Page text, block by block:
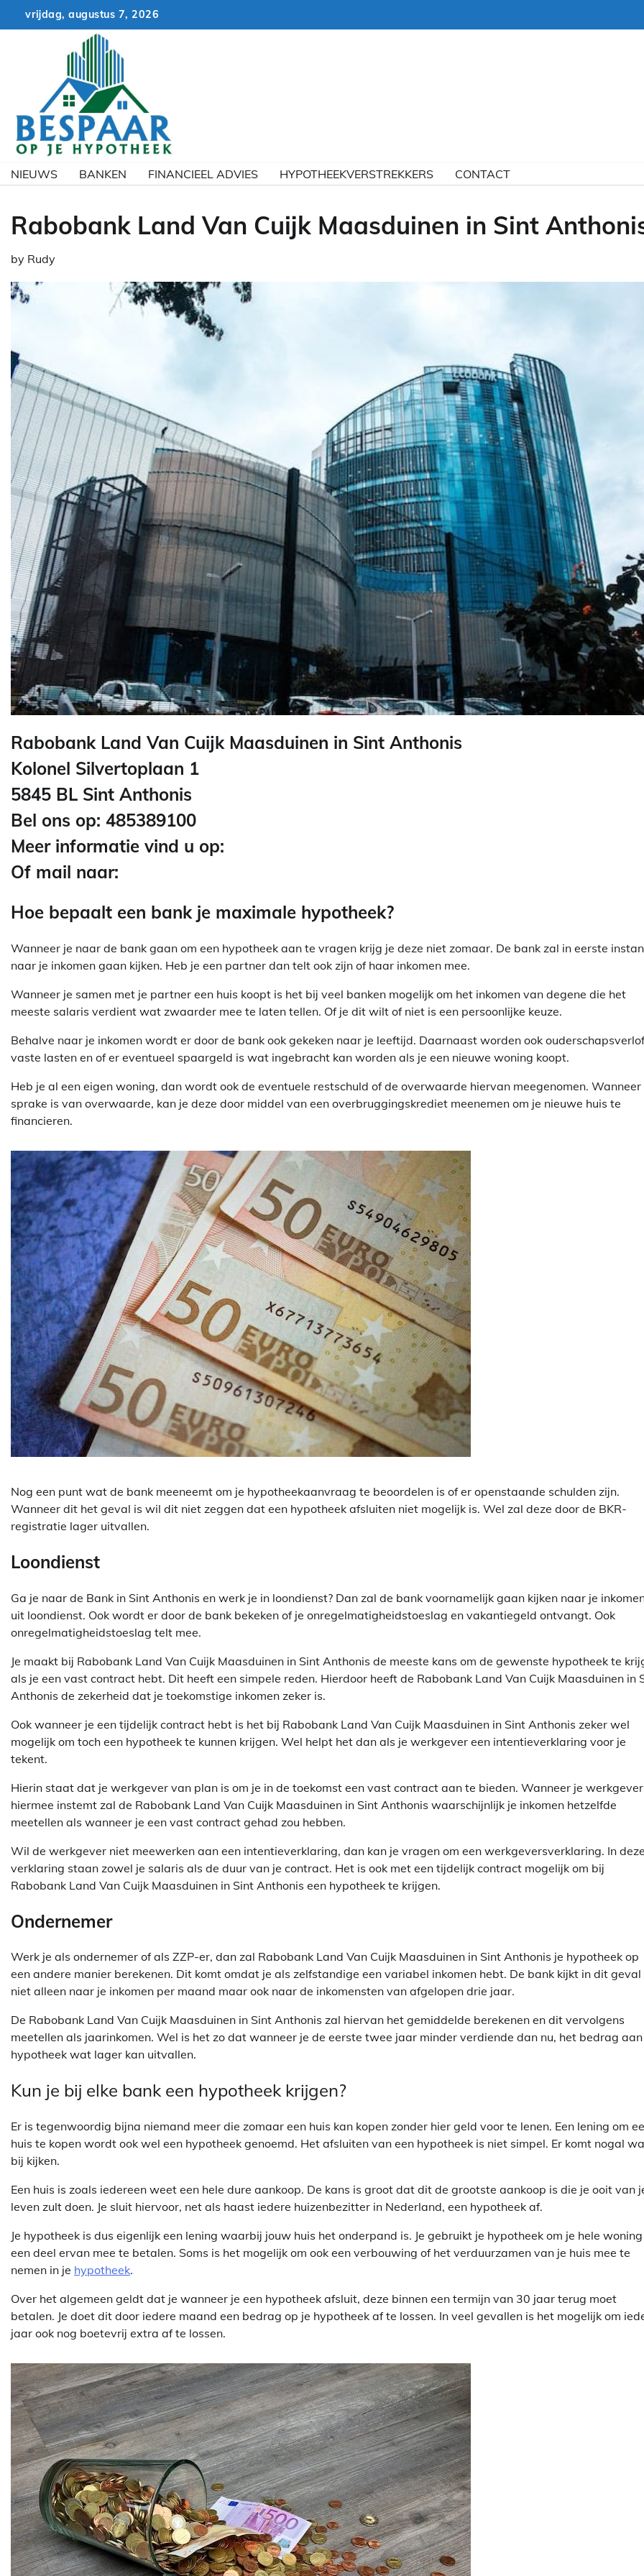
vrijdag, augustus 7, 2026
NIEUWS BANKEN FINANCIEEL ADVIES HYPOTHEEKVERSTREKKERS CONTACT
Rabobank Land Van Cuijk Maasduinen in Sint
by Rudy
Rabobank Land Van Cuijk Maasduinen in Sint Anthonis
Kolonel Silvertoplaan 1
5845 BL Sint Anthonis
Bel ons op: 485389100
Meer informatie vind u op:
Of mail naar:
Hoe bepaalt een bank je maximale hypotheek?
Wanneer je naar de bank gaan om een hypotheek aan te vragen krijg je deze niet zomaar. De bank zal in eerste
naar je inkomen gaan kijken. Heb je een partner dan telt ook zijn of haar inkomen mee.
Wanneer je samen met je partner een huis koopt is het bij veel banken mogelijk om het inkomen van degene die het
meeste salaris verdient wat zwaarder mee te laten tellen. Of je dit wilt of niet is een persoonlijke keuze.
Behalve naar je inkomen wordt er door de bank ook gekeken naar je leeftijd. Daarnaast worden ook
vaste lasten en of er eventueel spaargeld is wat ingebracht kan worden als je een nieuwe woning koopt.
Heb je al een eigen woning, dan wordt ook de eventuele restschuld of de overwaarde hiervan meegenomen. Wanneer
sprake is van overwaarde, kan je deze door middel van een overbruggingskrediet meenemen om je nieuwe huis te
financieren.
Nog een punt wat de bank meeneemt om je hypotheekaanvraag te beoordelen is of er openstaande schulden zijn.
Wanneer dit het geval is wil dit niet zeggen dat een hypotheek afsluiten niet mogelijk is. Wel zal deze door de BKR-
registratie lager uitvallen.
Loondienst
Ga je naar de Bank in Sint Anthonis en werk je in loondienst? Dan zal de bank voornamelijk gaan kijken naar je
uit loondienst. Ook wordt er door de bank bekeken of je onregelmatigheidstoeslag en vakantiegeld ontvangt. Ook
onregelmatigheidstoeslag telt mee.
Je maakt bij Rabobank Land Van Cuijk Maasduinen in Sint Anthonis de meeste kans om de gewenste hypotheek te
als je een vast contract hebt. Dit heeft een simpele reden. Hierdoor heeft de Rabobank Land Van Cuijk Maasduinen in
Anthonis de zekerheid dat je toekomstige inkomen zeker is.
Ook wanneer je een tijdelijk contract hebt is het bij Rabobank Land Van Cuijk Maasduinen in Sint Anthonis zeker wel
mogelijk om toch een hypotheek te kunnen krijgen. Wel helpt het dan als je werkgever een intentieverklaring voor je
tekent.
Hierin staat dat je werkgever van plan is om je in de toekomst een vast contract aan te bieden. Wanneer je werkgever
hiermee instemt zal de Rabobank Land Van Cuijk Maasduinen in Sint Anthonis waarschijnlijk je inkomen hetzelfde
meetellen als wanneer je een vast contract gehad zou hebben.
Wil de werkgever niet meewerken aan een intentieverklaring, dan kan je vragen om een werkgeversverklaring. In
verklaring staan zowel je salaris als de duur van je contract. Het is ook met een tijdelijk contract mogelijk om bij
Rabobank Land Van Cuijk Maasduinen in Sint Anthonis een hypotheek te krijgen.
Ondernemer
Werk je als ondernemer of als ZZP-er, dan zal Rabobank Land Van Cuijk Maasduinen in Sint Anthonis je hypotheek op
een andere manier berekenen. Dit komt omdat je als zelfstandige een variabel inkomen hebt. De bank kijkt in dit geval
niet alleen naar je inkomen per maand maar ook naar de inkomensten van afgelopen drie jaar.
De Rabobank Land Van Cuijk Maasduinen in Sint Anthonis zal hiervan het gemiddelde berekenen en dit vervolgens
meetellen als jaarinkomen. Wel is het zo dat wanneer je de eerste twee jaar minder verdiende dan nu, het bedrag aan
hypotheek wat lager kan uitvallen.
Kun je bij elke bank een hypotheek krijgen?
Er is tegenwoordig bijna niemand meer die zomaar een huis kan kopen zonder hier geld voor te lenen. Een lening om
huis te kopen wordt ook wel een hypotheek genoemd. Het afsluiten van een hypotheek is niet simpel. Er komt nogal
bij kijken.
Een huis is zoals iedereen weet een hele dure aankoop. De kans is groot dat dit de grootste aankoop is die je ooit van
leven zult doen. Je sluit hiervoor, net als haast iedere huizenbezitter in Nederland, een hypotheek af.
Je hypotheek is dus eigenlijk een lening waarbij jouw huis het onderpand is. Je gebruikt je hypotheek om je hele
een deel ervan mee te betalen. Soms is het mogelijk om ook een verbouwing of het verduurzamen van je huis mee te
nemen in je hypotheek.
Over het algemeen geldt dat je wanneer je een hypotheek afsluit, deze binnen een termijn van 30 jaar terug moet
betalen. Je doet dit door iedere maand een bedrag op je hypotheek af te lossen. In veel gevallen is het mogelijk om
jaar ook nog boetevrij extra af te lossen.